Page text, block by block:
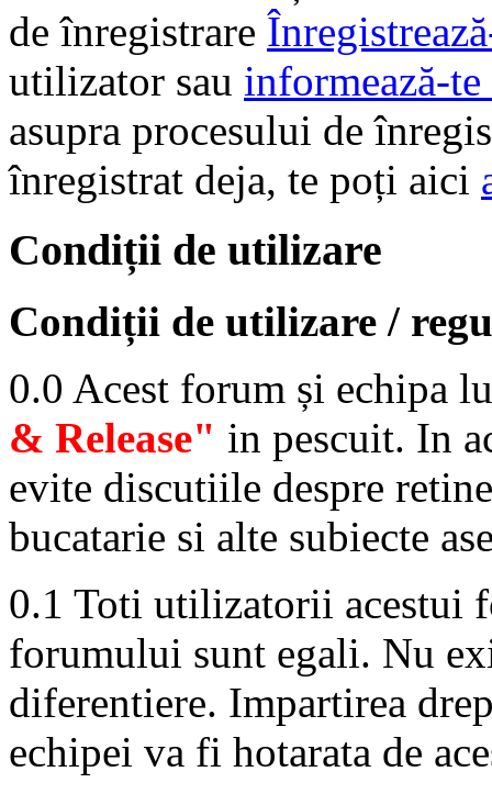
de înregistrare
utilizator sau informează-
asupra procesului de
înregistrat deja, te poți aici
Condiții de utilizare
Condiții de utilizare /
0.0 Acest forum și echipa
& Release" in pescuit. In
evite discutiile despre
bucatarie si alte subiecte
0.1 Toti utilizatorii acestui
forumului sunt egali. Nu
diferentiere. Impartirea
echipei va fi hotarata de